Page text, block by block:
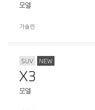
모델
가솔린
SUV NEW
X3
모델